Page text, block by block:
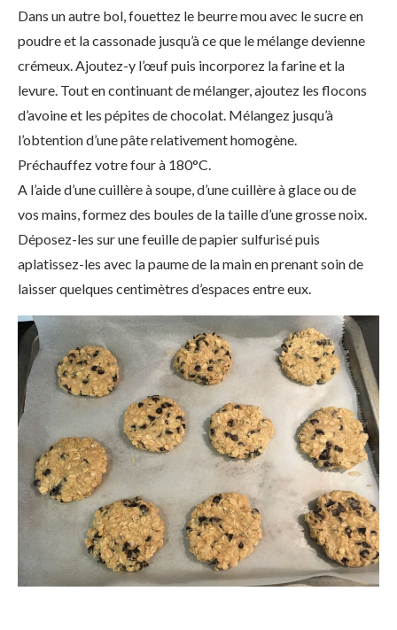
Dans un autre bol, fouettez le beurre mou avec le sucre en
poudre et la cassonade jusqu’à ce que le mélange devienne
crémeux. Ajoutez-y l’œuf puis incorporez la farine et la
levure. Tout en continuant de mélanger, ajoutez les flocons
d’avoine et les pépites de chocolat. Mélangez jusqu’à
l’obtention d’une pâte relativement homogène.
Préchauffez votre four à 180°C.
A l’aide d’une cuillère à soupe, d’une cuillère à glace ou de
vos mains, formez des boules de la taille d’une grosse noix.
Déposez-les sur une feuille de papier sulfurisé puis
aplatissez-les avec la paume de la main en prenant soin de
laisser quelques centimètres d’espaces entre eux.